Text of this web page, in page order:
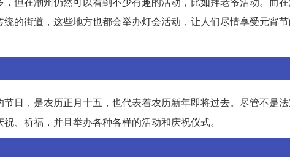
的街道，这些地方也都会举办灯会活动，让人们尽情享受元宵
日，是农历正月十五，也代表着农历新年即将过去。尽管不是
、祈福，并且举办各种各样的活动和庆祝仪式。